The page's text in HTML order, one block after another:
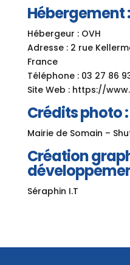
Hébergement :
Hébergeur : OVH
Adresse : 2 rue
France
Téléphone : 03 27 86
Site Web : https://
Crédits photo :
Mairie de Somain –
Création
Séraphin I.T